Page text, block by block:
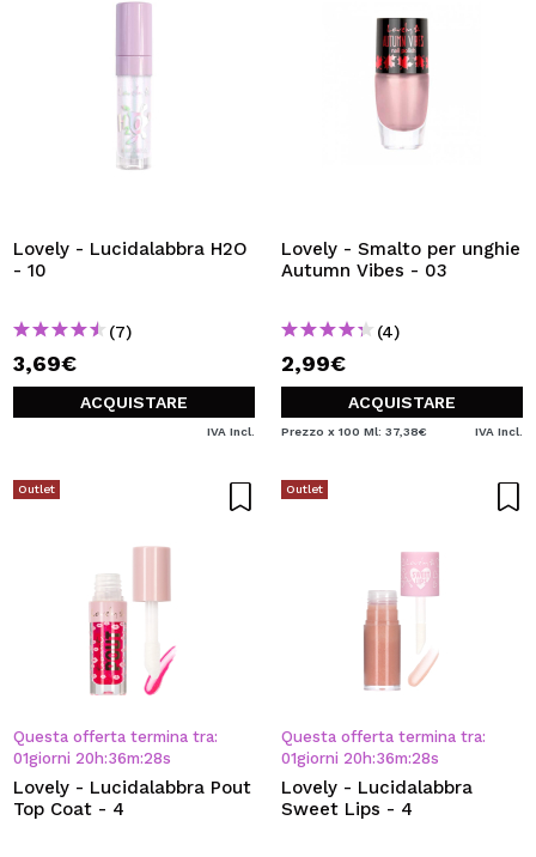
Lovely - Lucidalabbra H2O
- 10
(7)
3,69€
ACQUISTARE
IVA Incl.
Lovely - Smalto per unghie
Autumn Vibes - 03
(4)
2,99€
ACQUISTARE
Prezzo x 100 Ml: 37,38€ IVA Incl.
Outlet
Questa offerta termina tra:
01giorni 20 h:36m:28s
Lovely - Lucidalabbra Pout
Top Coat - 4
Outlet
Questa offerta termina tra:
01giorni 20 h:36m:28s
Lovely - Lucidalabbra
Sweet Lips - 4